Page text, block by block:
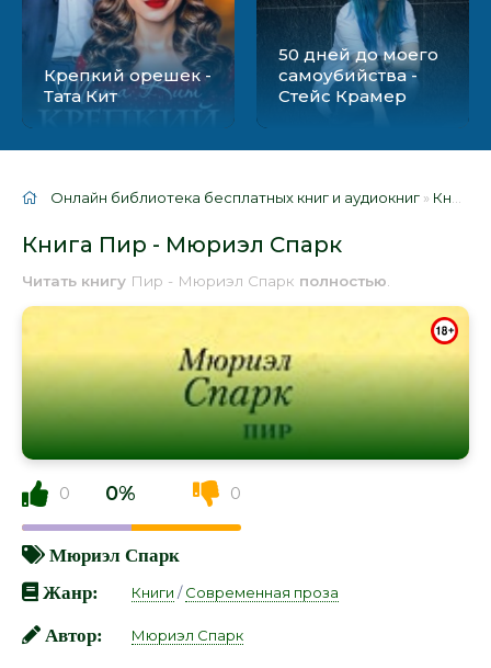
Крепкий орешек -
Тата Кит
50 дней до моего
самоубийства -
Стейс Крамер
Онлайн библиотека бесплатных книг и аудиокниг » Книги
Книга Пир - Мюриэл Спарк
Читать книгу Пир - Мюриэл Спарк полностью
0 0% 0
Мюриэл Спарк
Жанр:
Книги /Современная проза
Автор: Мюриэл Спарк